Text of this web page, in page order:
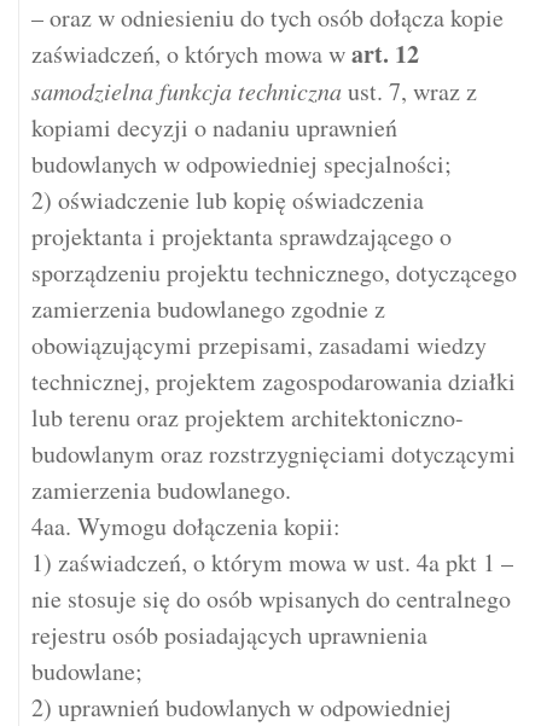
– oraz w odniesieniu do tych osób dołącza kopie
zaświadczeń, o których mowa wart. 12
samodzielna funkcja technicznaust. 7, wraz z
kopiami decyzji o nadaniu uprawnień
budowlanych w odpowiedniej specjalności;
2) oświadczenie lub kopię oświadczenia
projektanta i projektanta sprawdzającego o
sporządzeniu projektu technicznego, dotyczącego
zamierzenia budowlanego zgodnie z
obowiązującymi przepisami, zasadami wiedzy
technicznej, projektem zagospodarowania działki
lub terenu oraz projektem architektoniczno-
budowlanym oraz rozstrzygnięciami dotyczącymi
zamierzenia budowlanego.
4aa. Wymogu dołączenia kopii:
1) zaświadczeń, o którym mowa w ust. 4a pkt 1 –
nie stosuje się do osób wpisanych do centralnego
rejestru osób posiadających uprawnienia
budowlane;
2) uprawnień budowlanych w odpowiedniej